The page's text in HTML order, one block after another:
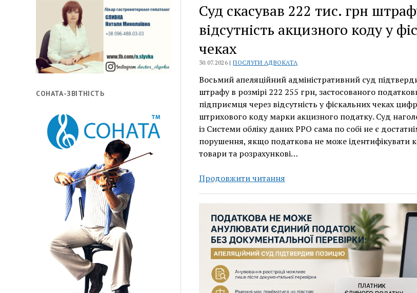
СОНАТА-ЗВІТНІСТЬ
Суд скасував 222 тис. грн
відсутність акцизного коду у
чеках
30.07.2026 |ПОСЛУГИ АДВОКАТА
Восьмий апеляційний адміністративний суд
штрафу в розмірі 222 255 грн, застосованого
підприємця через відсутність у фіскальних чеках
штрихового коду марки акцизного податку. Суд
із Системи обліку даних РРО сама по собі не є
порушення, якщо податкова не може ідентифікувати
товари та розрахункові…
Продовжити читанняСуд
222
тис.
грн
штрафу
за
акцизного
коду